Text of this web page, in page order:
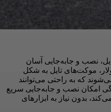
نصب و جابه‌جایی آسان
موکت‌های تایل به شکل
که به راحتی می‌توانند
امکان نصب و جابه‌جایی سریع
بدون نیاز به ابزارهای